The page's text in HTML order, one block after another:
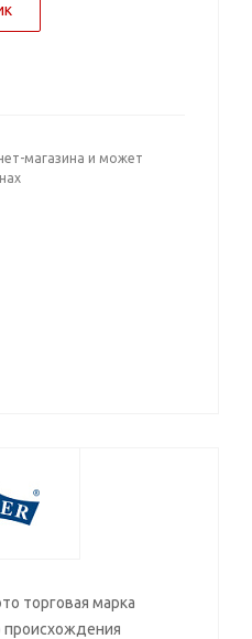
магазина и может
торговая марка
происхождения